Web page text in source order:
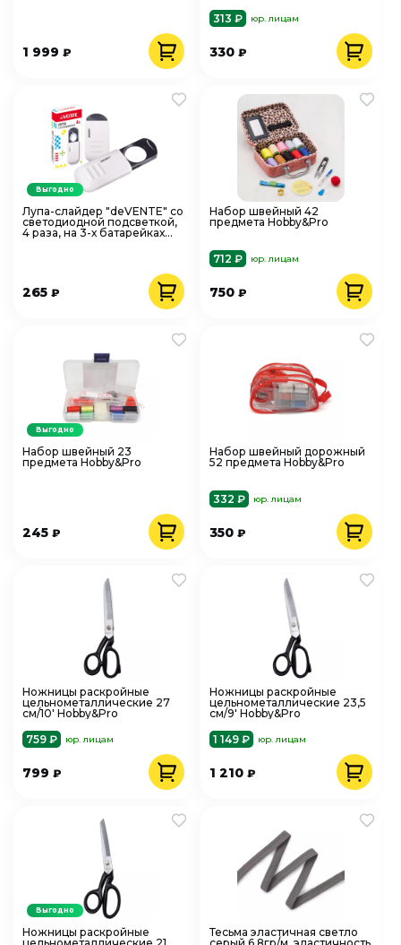
1 999 ₽
313 ₽
юр. лицам
330₽
Лупа-слайдер "deVENTE" со
светодиодной подсветкой,
4 раза, на 3-х батарейках
265 ₽
Выгодно
Набор швейный 42
предмета Hobby&Pro
712 ₽ юр. лицам
750₽
Набор швейный 23
предмета Hobby&Pro
245 ₽
Выгодно
Набор швейный дорожный
52 предмета Hobby&Pro
332 ₽ юр. лицам
350₽
Ножницы раскройные
цельнометаллические 27
см/10' Hobby&Pro
759 ₽
юр. лицам
799 ₽
Ножницы раскройные
цельнометаллические 23,5
см/9' Hobby&Pro
1 149 ₽
юр. лицам
1 210₽
Ножницы раскройные
Выгодно
Тесьма эластичная светло